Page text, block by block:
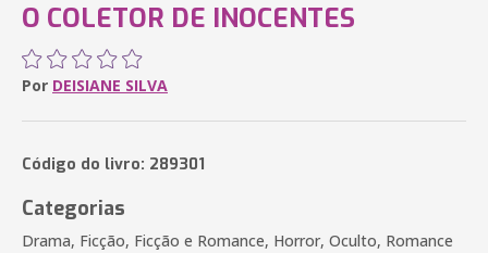
O COLETOR DE INOCENTES
Por DEISIANE SILVA
Código do livro: 289301
Categorias
Drama, Ficção, Ficção e Romance, Horror, Oculto, Romance